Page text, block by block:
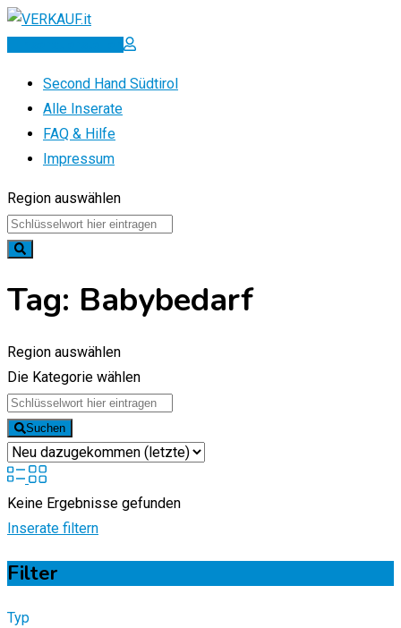
Zum
Inserat erstellen
Second Hand Südtirol
Alle Inserate
FAQ & Hilfe
Impressum
Region auswählen
Tag: Babybedarf
Region auswählen
Die Kategorie wählen
Suchen
Keine Ergebnisse gefunden
Inserate filtern
Filter
Typ